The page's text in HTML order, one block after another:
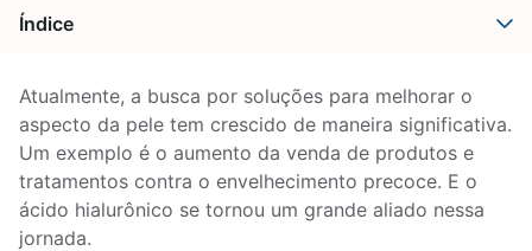
Índice
Atualmente, a busca por soluções para melhorar o
aspecto da pele tem crescido de maneira significativa.
Um exemplo é o aumento da venda de produtos e
tratamentos contra o envelhecimento precoce. E o
ácido hialurônico se tornou um grande aliado nessa
jornada.